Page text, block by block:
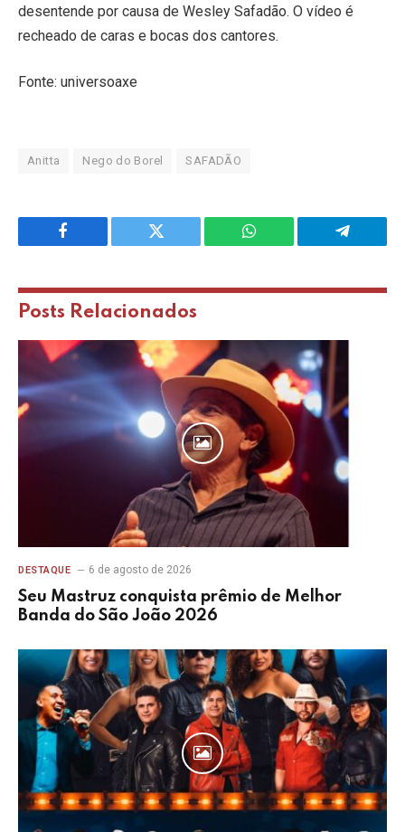
desentende por causa de Wesley Safadão. O vídeo é
recheado de caras e bocas dos cantores.
Fonte: universoaxe
Anitta Nego do Borel SAFADÃO
Facebook Twitter WhatsApp Telegram
Posts Relacionados
DESTAQUE 6 de agosto de 2026
Seu Mastruz conquista prêmio de Melhor
Banda do São João 2026